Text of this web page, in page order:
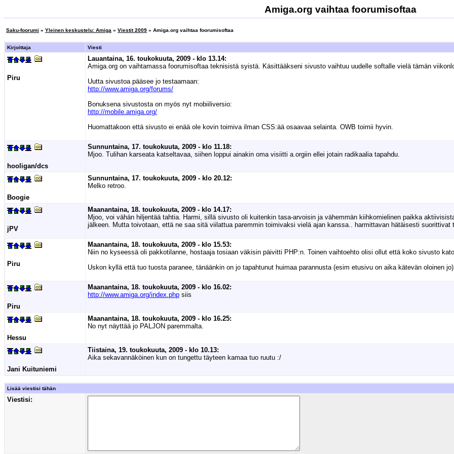
Amiga.org vaihtaa foorumisoftaa
Saku-foorumi » Yleinen keskustelu: Amiga » Viestit 2009 » Amiga.org vaihtaa foorumisoftaa
Kirjoittaja Viesti
Piru
Lauantaina, 16. toukokuuta, 2009 - klo 13.14:
Amiga.org on vaihtamassa foorumisoftaa teknisistä syistä. Käsittääkseni sivusto vaihtuu uudelle softalle vielä tämän
Uutta sivustoa pääsee jo testaamaan:
http://www.amiga.org/forums/
Bonuksena sivustosta on myös nyt mobiiliversio:
http://mobile.amiga.org/
Huomattakoon että sivusto ei enää ole kovin toimiva ilman CSS:ää osaavaa selainta. OWB toimii hyvin.
hooligan/dcs
Sunnuntaina, 17. toukokuuta, 2009 - klo 11.18:
Mjoo. Tulihan karseata katseltavaa, siihen loppui ainakin oma visiitti a.orgiin ellei jotain radikaalia tapahdu.
Boogie
Sunnuntaina, 17. toukokuuta, 2009 - klo 20.12:
Melko retroo.
jPV
Maanantaina, 18. toukokuuta, 2009 - klo 14.17:
Mjoo, voi vähän hiljentää tahtia. Harmi, sillä sivusto oli kuitenkin tasa-arvoisin ja vähemmän kiihkomielinen paikka
jälkeen. Mutta toivotaan, että ne saa sitä viilattua paremmin toimivaksi vielä ajan kanssa.. harmittavan hätäisesti suorittivat
Piru
Maanantaina, 18. toukokuuta, 2009 - klo 15.53:
Niin no kyseessä oli pakkotilanne, hostaaja tosiaan väkisin päivitti PHP:n. Toinen vaihtoehto olisi ollut että koko sivusto
Uskon kyllä että tuo tuosta paranee, tänäänkin on jo tapahtunut huimaa parannusta (esim etusivu on aika kätevän oloinen jo).
Piru
Maanantaina, 18. toukokuuta, 2009 - klo 16.02:
http://www.amiga.org/index.php siis
Hessu
Maanantaina, 18. toukokuuta, 2009 - klo 16.25:
No nyt näyttää jo PALJON paremmalta.
Jani Kuituniemi
Tiistaina, 19. toukokuuta, 2009 - klo 10.13:
Aika sekavannäköinen kun on tungettu täyteen kamaa tuo ruutu :/
Lisää viestisi tähän
Viestisi: